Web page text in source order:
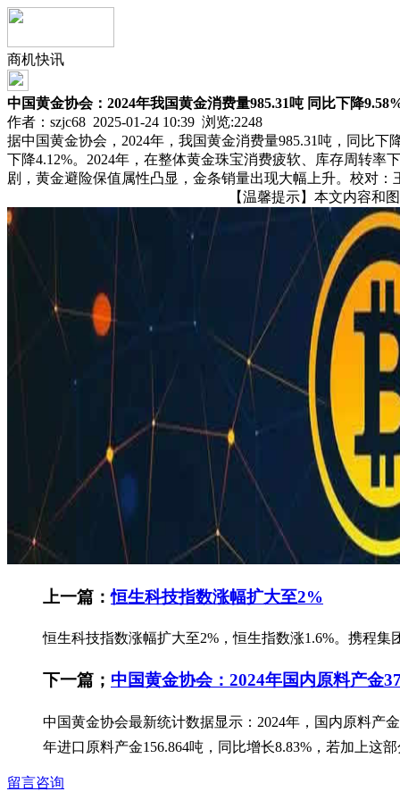
商机快讯
中国黄金协会：2024年我国黄金消费量985.31吨 同比下降
作者：szjc68 2025-01-24 10:39 浏览:2248
据中国黄金协会，2024年，我国黄金消费量985.31吨，同比下
下降4.12%。2024年，在整体黄金珠宝消费疲软、库存周转
剧，黄金避险保值属性凸显，金条销量出现大幅上升。校对：
【温馨提示】本文内容和
上一篇：恒生科技指数涨幅扩大至2%
恒生科技指数涨幅扩大至2%，恒生指数涨1.6%。携程集
下一篇； 中国黄金协会：2024年国内原料产金
中国黄金协会最新统计数据显示：2024年，国内原料产
年进口原料产金156.864吨，同比增长8.83%，若加上这
留言咨询